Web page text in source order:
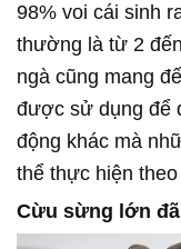
98% voi cái sinh
thường là từ 2
ngà cũng mang
được sử dụng để
động khác mà
thể thực hiện
Cừu sừng lớn